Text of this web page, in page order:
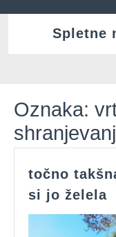
Spletne
Oznaka:
točno
si jo želela